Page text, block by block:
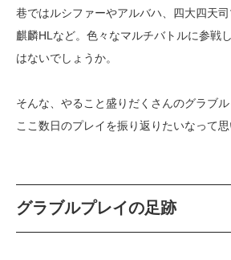
巷ではルシファーやアルバハ、四大四天
麒麟HLなど。色々なマルチバトルに参戦
はないでしょうか。
そんな、やること盛りだくさんのグラブ
ここ数日のプレイを振り返りたいなって思
グラブルプレイの足跡